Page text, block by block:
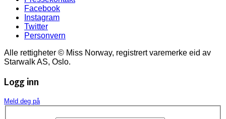
Facebook
Instagram
Twitter
Personvern
Alle rettigheter © Miss Norway, registrert varemerke eid av
Starwalk AS, Oslo.
Logg inn
Meld deg på